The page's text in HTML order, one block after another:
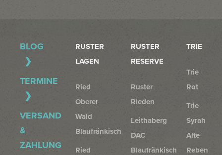
BLOG
TERMINE
VERSAND
&
ZAHLUNG
RUSTER
LAGEN
Ried
Oberer
Wald
Blaufränkisch
Ried
RUSTER
RESERVE
Ruster
Rieden
Leithaberg
DAC
Blaufränkisch
TRIE
Trie
Rot
Trie
Syrah
Alte
Reben